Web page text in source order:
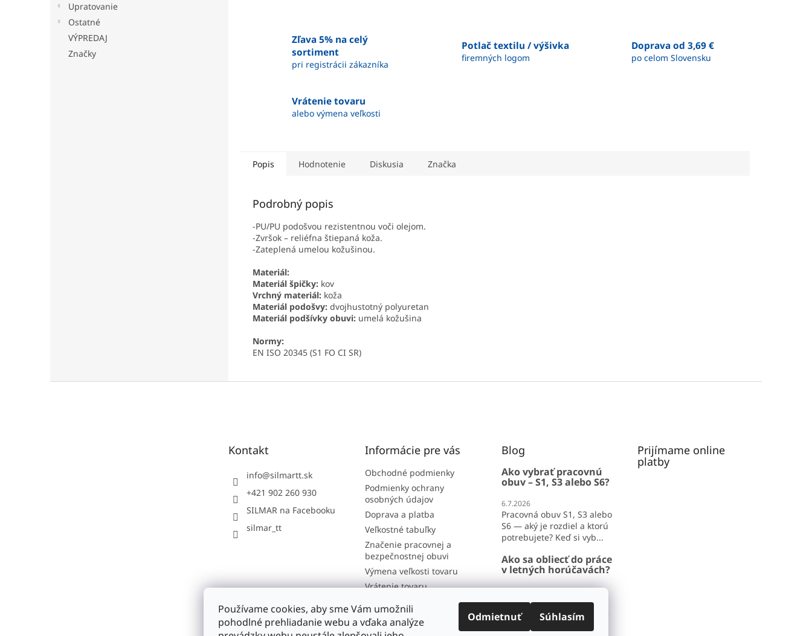
Používame cookies, aby sme Vám umožnili
pohodlné prehliadanie webu a vďaka analýze
Odmietnuť Súhlasím
Upratovanie
Ostatné
VÝPREDAJ
Značky
Zľava 5% na celý
sortiment
pri registrácii zákazníka
Potlač textilu / výšivka
firemných logom
Doprava od 3,69 €
po celom Slovensku
Vrátenie tovaru
alebo výmena veľkosti
Popis Hodnotenie Diskusia Značka
Podrobný popis
-PU/PU podošvou rezistentnou voči olejom.
-Zvršok – reliéfna štiepaná koža.
-Zateplená umelou kožušinou.
Materiál:
Materiál špičky: kov
Vrchný materiál: koža
Materiál podošvy: dvojhustotný polyuretan
Materiál podšívky obuvi: umelá kožušina
Normy:
EN ISO 20345 (S1 FO CI SR)
Kontakt
info@silmartt.sk
+421 902 260 930
SILMAR na Facebooku
silmar_tt
Informácie pre vás
Obchodné podmienky
Podmienky ochrany
osobných údajov
Doprava a platba
Veľkostné tabuľky
Značenie pracovnej a
bezpečnostnej obuvi
Výmena veľkosti tovaru
Vrátenie tovaru
Kontakt
Hodnotenie obchodu
Blog
Ako vybrať pracovnú
obuv – S1, S3 alebo S6?
6.7.2026
Pracovná obuv S1, S3 alebo
S6 — aký je rozdiel a ktorú
potrebujete? Keď si vyb...
Ako sa obliecť do práce
v letných horúčavách?
26.6.2026
Ako sa obliecť do práce v
lete? Poradíme, čo zvládne
Prijímame online
platby